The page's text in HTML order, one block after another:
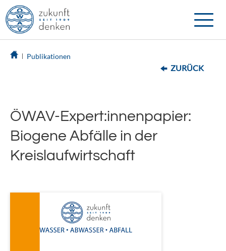
Toggle
Publikationen
ZURÜCK
ÖWAV-Expert:innenpapier:
Biogene Abfälle in der
Kreislaufwirtschaft